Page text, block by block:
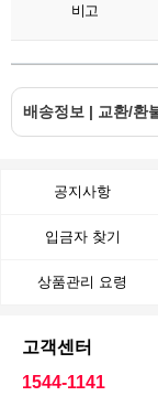
비고
배송정보 | 교환/환
공지사항
입금자 찾기
상품관리 요령
고객센터
1544-1141